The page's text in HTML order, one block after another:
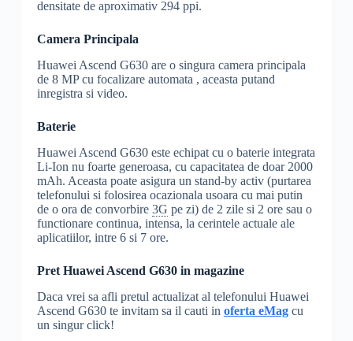
densitate de aproximativ 294 ppi.
Camera Principala
Huawei Ascend G630 are o singura camera principala
de 8 MP cu focalizare automata , aceasta putand
inregistra si video.
Baterie
Huawei Ascend G630 este echipat cu o baterie integrata
Li-Ion nu foarte generoasa, cu capacitatea de doar 2000
mAh. Aceasta poate asigura un stand-by activ (purtarea
telefonului si folosirea ocazionala usoara cu mai putin
de o ora de convorbire 3G pe zi) de 2 zile si 2 ore sau o
functionare continua, intensa, la cerintele actuale ale
aplicatiilor, intre 6 si 7 ore.
Pret Huawei Ascend G630 in magazine
Daca vrei sa afli pretul actualizat al telefonului Huawei
Ascend G630 te invitam sa il cauti in oferta eMagcu
un singur click!